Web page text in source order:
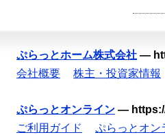
ぷらっとホーム株式会社 —
会社概要
株主・投資家情報
ぷらっとオンライン —
ご利用ガイド
ぷらっとオン